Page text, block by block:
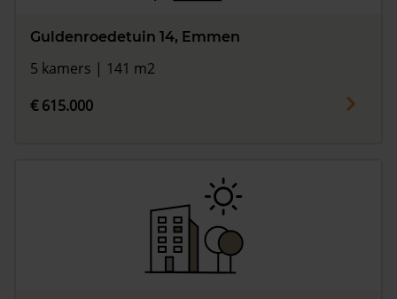
Guldenroedetuin 14, Emmen
5 kamers | 141 m2
€ 615.000